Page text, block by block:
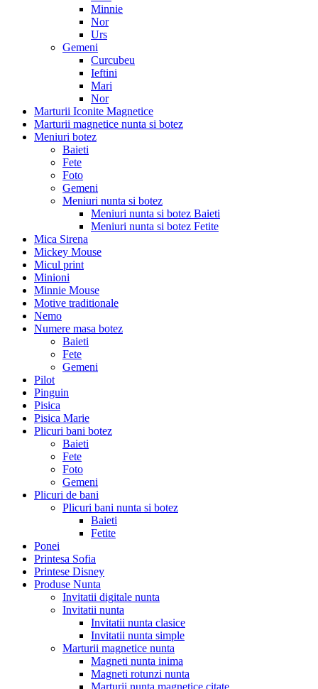
Minnie
Nor
Urs
Gemeni
Curcubeu
Ieftini
Mari
Nor
Marturii Iconite Magnetice
Marturii magnetice nunta si botez
Meniuri botez
Baieti
Fete
Foto
Gemeni
Meniuri nunta si botez
Meniuri nunta si botez Baieti
Meniuri nunta si botez Fetite
Mica Sirena
Mickey Mouse
Micul print
Minioni
Minnie Mouse
Motive traditionale
Nemo
Numere masa botez
Baieti
Fete
Gemeni
Pilot
Pinguin
Pisica
Pisica Marie
Plicuri bani botez
Baieti
Fete
Foto
Gemeni
Plicuri de bani
Plicuri bani nunta si botez
Baieti
Fetite
Ponei
Printesa Sofia
Printese Disney
Produse Nunta
Invitatii digitale nunta
Invitatii nunta
Invitatii nunta clasice
Invitatii nunta simple
Marturii magnetice nunta
Magneti nunta inima
Magneti rotunzi nunta
Marturii nunta magnetice citate